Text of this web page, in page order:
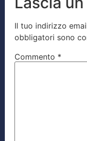
Il tuo indirizzo
obbligatori sono
Commento *